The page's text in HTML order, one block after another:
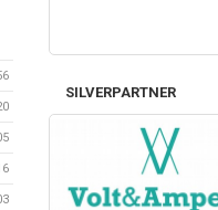
SILVERPARTNER